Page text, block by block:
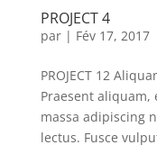
PROJECT 4
par | Fév 17, 2017
PROJECT 12
Praesent
massa adipiscing
lectus. Fusce